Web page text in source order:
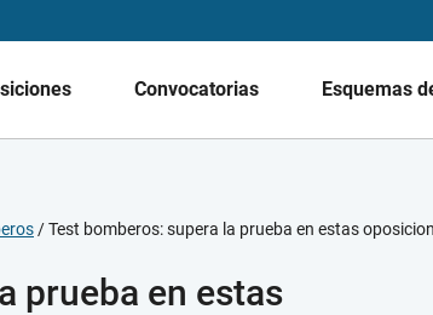
Convocatorias Esquemas
/Test bomberos: supera la prueba en estas
prueba en estas